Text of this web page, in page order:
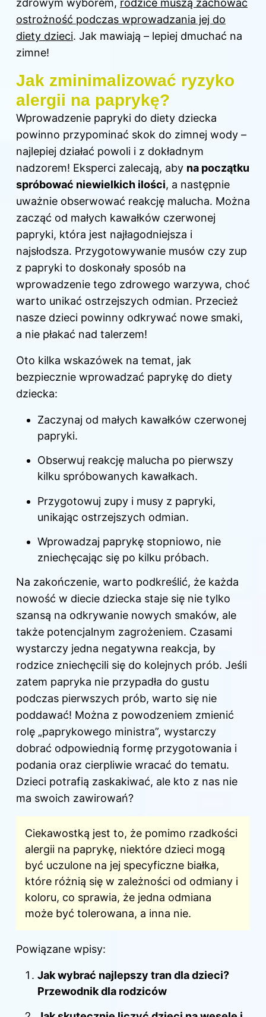
zdrowym wyborem, rodzice muszą zachować
ostrożność podczas wprowadzania jej do
diety dzieci. Jak mawiają – lepiej dmuchać na
zimne!
Jak zminimalizować ryzyko
alergii na paprykę?
Wprowadzenie papryki do diety dziecka
powinno przypominać skok do zimnej wody –
najlepiej działać powoli i z dokładnym
nadzorem! Eksperci zalecają, aby na początku
spróbować niewielkich ilości, a następnie
uważnie obserwować reakcję malucha. Można
zacząć od małych kawałków czerwonej
papryki, która jest najłagodniejsza i
najsłodsza. Przygotowywanie musów czy zup
z papryki to doskonały sposób na
wprowadzenie tego zdrowego warzywa, choć
warto unikać ostrzejszych odmian. Przecież
nasze dzieci powinny odkrywać nowe smaki,
a nie płakać nad talerzem!
Oto kilka wskazówek na temat, jak
bezpiecznie wprowadzać paprykę do diety
dziecka:
Zaczynaj od małych kawałków czerwonej
papryki.
Obserwuj reakcję malucha po pierwszy
kilku spróbowanych kawałkach.
Przygotowuj zupy i musy z papryki,
unikając ostrzejszych odmian.
Wprowadzaj paprykę stopniowo, nie
zniechęcając się po kilku próbach.
Na zakończenie, warto podkreślić, że każda
nowość w diecie dziecka staje się nie tylko
szansą na odkrywanie nowych smaków, ale
także potencjalnym zagrożeniem. Czasami
wystarczy jedna negatywna reakcja, by
rodzice zniechęcili się do kolejnych prób. Jeśli
zatem papryka nie przypadła do gustu
podczas pierwszych prób, warto się nie
poddawać! Można z powodzeniem zmienić
rolę „paprykowego ministra”, wystarczy
dobrać odpowiednią formę przygotowania i
podania oraz cierpliwie wracać do tematu.
Dzieci potrafią zaskakiwać, ale kto z nas nie
ma swoich zawirowań?
Ciekawostką jest to, że pomimo rzadkości
alergii na paprykę, niektóre dzieci mogą
być uczulone na jej specyficzne białka,
które różnią się w zależności od odmiany i
koloru, co sprawia, że jedna odmiana
może być tolerowana, a inna nie.
Powiązane wpisy:
Jak wybrać najlepszy tran dla dzieci?
Przewodnik dla rodziców